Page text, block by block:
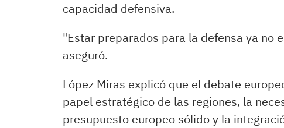
capacidad defensiva.
"Estar preparados para la defensa ya no
aseguró.
López Miras explicó que el debate
papel estratégico de las regiones, la
presupuesto europeo sólido y la